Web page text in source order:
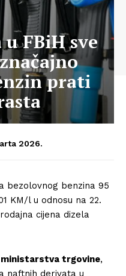
FBiH sve
prati
2026.
bezolovnog benzina 95
KM/l u odnosu na 22.
cijena dizela
ministarstva trgovine,
naftnih derivata u